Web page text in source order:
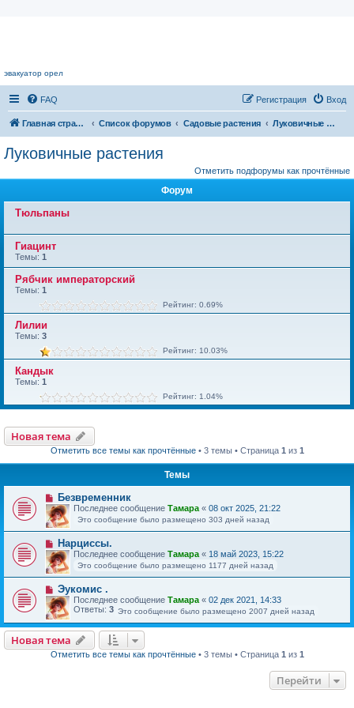
эвакуатор орел
FAQ Вход
Регистрация
Главная страница Список форумов Садовые растения Луковичные растения
Луковичные растения
Отметить подфорумы как прочтённые
Форум
Тюльпаны
Гиацинт
Темы: 1
Рябчик императорский
Темы: 1
Рейтинг: 0.69%
Лилии
Темы: 3
Рейтинг: 10.03%
Кандык
Темы: 1
Рейтинг: 1.04%
Новая тема
Отметить все темы как прочтённые• 3 темы • Страница 1 из 1
Темы
Безвременник
Последнее сообщение Тамара « 08 окт 2025, 21:22
Это сообщение было размещено 303 дней назад
Нарциссы.
Последнее сообщение Тамара « 18 май 2023, 15:22
Это сообщение было размещено 1177 дней назад
Эукомис .
Последнее сообщение Тамара « 02 дек 2021, 14:33
Ответы: 3 Это сообщение было размещено 2007 дней назад
Новая тема
Отметить все темы как прочтённые• 3 темы • Страница 1 из 1
Перейти